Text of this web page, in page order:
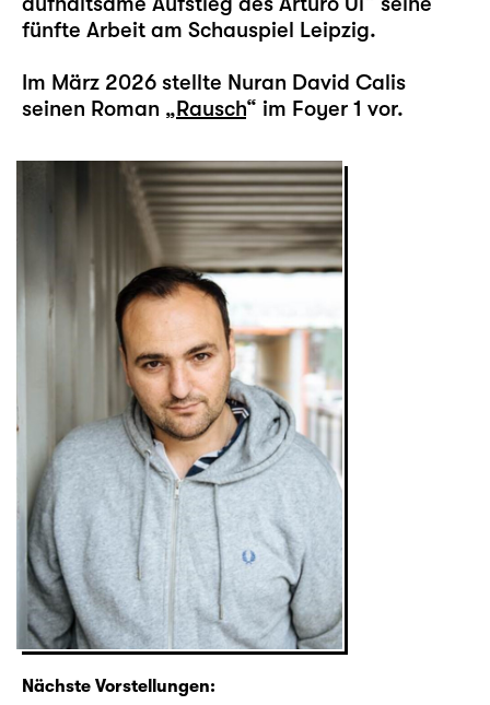
fünfte Arbeit am Schauspiel Leipzig.
Im März 2026 stellte Nuran David Calis
seinen Roman „Rausch“ im Foyer 1 vor.
Nächste Vorstellungen: